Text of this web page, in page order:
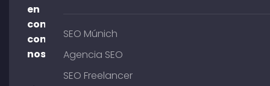
en
contacto
con
nosotros
SEO Múnich
Agencia SEO
SEO Freelancer